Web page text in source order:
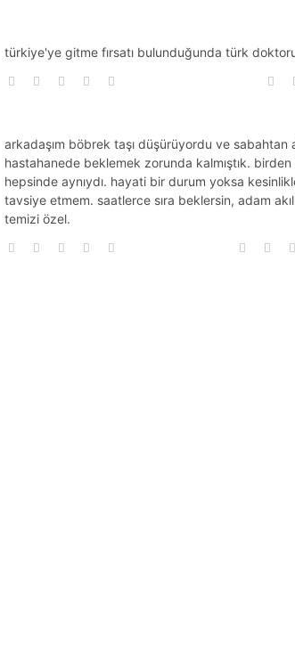
türkiye'ye gitme fırsatı bulunduğunda türk
arkadaşım böbrek taşı düşürüyordu ve
hastahanede beklemek zorunda kalmıştık.
hepsinde aynıydı. hayati bir durum yoksa
tavsiye etmem. saatlerce sıra beklersin, adam
temizi özel.